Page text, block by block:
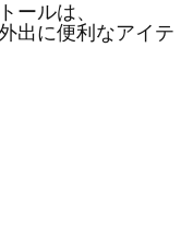
ールは、
出に便利なアイテ